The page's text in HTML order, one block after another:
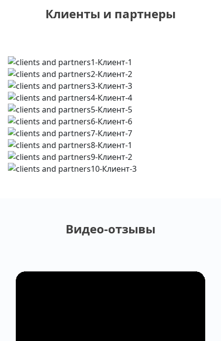
Клиенты и партнеры
Видео-отзывы